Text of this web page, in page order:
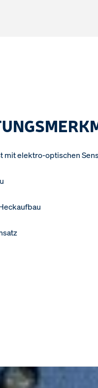
mit elektro-optischen